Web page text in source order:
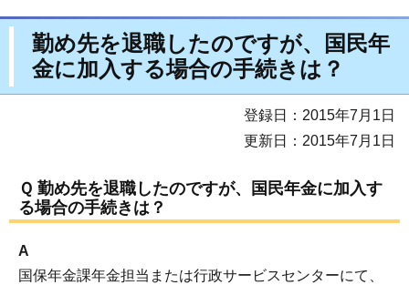
勤め先を退職したのですが、国民年
金に加入する場合の手続きは？
登録日：2015年7月1日
更新日：2015年7月1日
Ｑ 勤め先を退職したのですが、国民年金に加入す
る場合の手続きは？
A
国保年金課年金担当または行政サービスセンターにて、